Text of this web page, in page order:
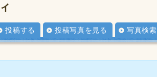
投稿する 投稿写真を見る 写真検索